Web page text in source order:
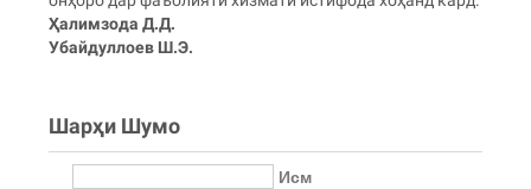
Ҳалимзода Д.Д.
Убайдуллоев Ш.Э.
Шарҳи Шумо
Исм